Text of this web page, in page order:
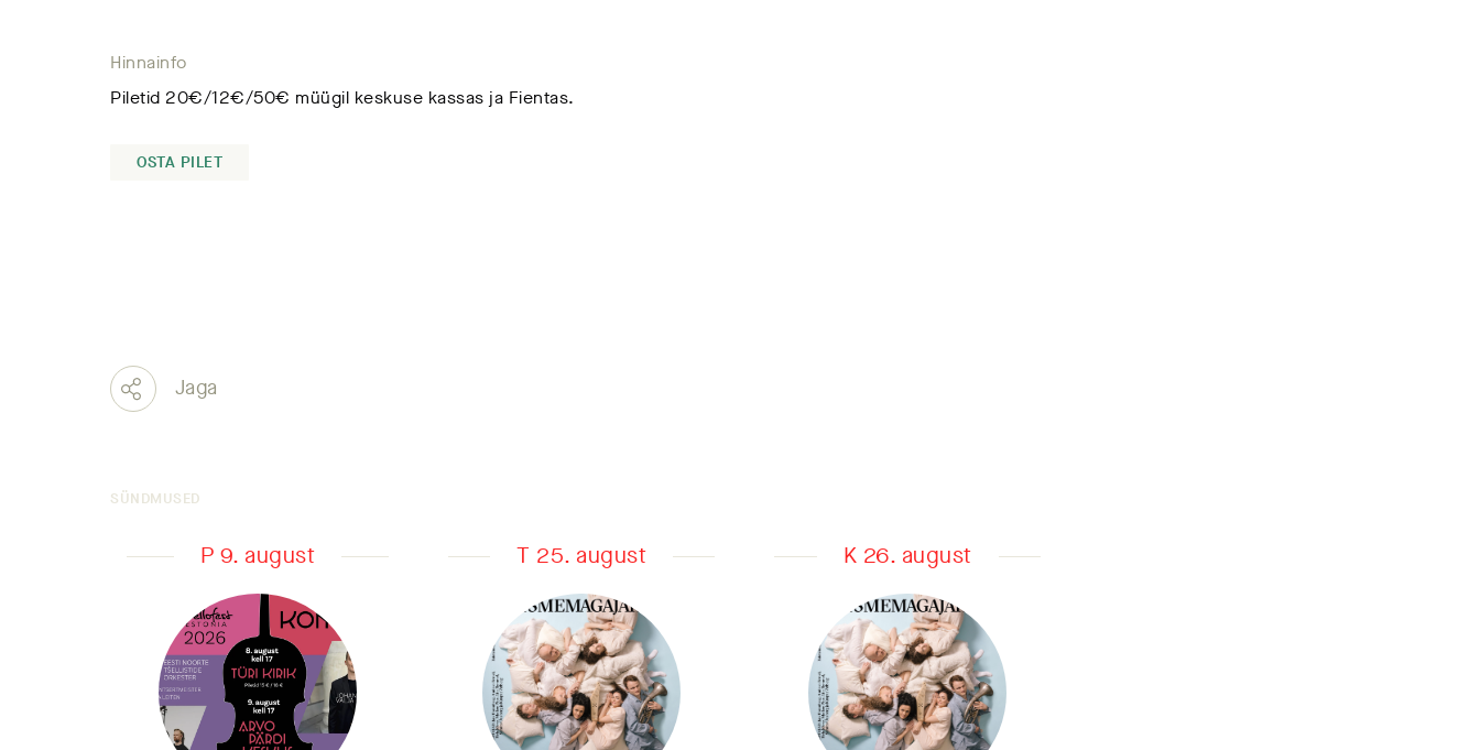
Hinnainfo
Piletid 20€/12€/50€ müügil keskuse kassas ja Fientas.
OSTA PILET
Jaga
SÜNDMUSED
P 9. august T 25. august K 26. august